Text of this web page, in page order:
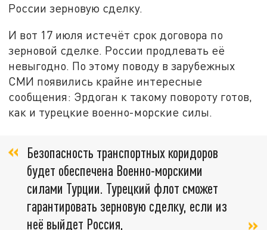
России зерновую сделку.
И вот 17 июля истечёт срок договора по
зерновой сделке. России продлевать её
невыгодно. По этому поводу в зарубежных
СМИ появились крайне интересные
сообщения: Эрдоган к такому повороту готов,
как и турецкие военно-морские силы.
Безопасность транспортных коридоров
будет обеспечена Военно-морскими
силами Турции. Турецкий флот сможет
гарантировать зерновую сделку, если из
неё выйдет Россия,